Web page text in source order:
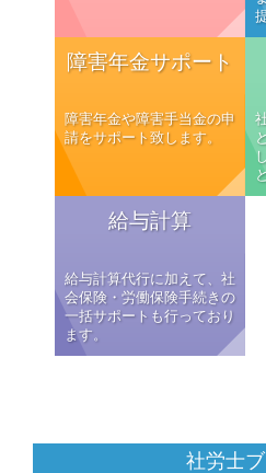
障害年金サポート
障害年金や障害手当金の申
請をサポート致します。
給与計算
給与計算代行に加えて、社
会保険・労働保険手続きの
一括サポートも行っており
ます。
社労士